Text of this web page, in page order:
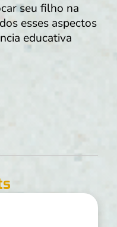
seu filho na
esses aspectos
educativa